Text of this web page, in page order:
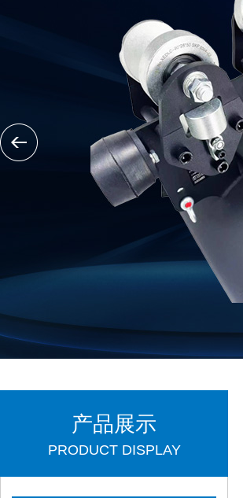
产品展示
PRODUCT DISPLAY